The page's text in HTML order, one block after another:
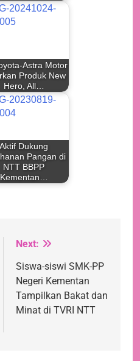
Astra Motor
Produk New
Hero, All…
Aktif Dukung
Pangan di
NTT BBPP
Kementan…
Next:
Siswa-siswi SMK-PP
Negeri Kementan
Tampilkan Bakat dan
Minat di TVRI NTT